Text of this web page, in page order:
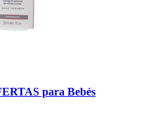
para Bebés